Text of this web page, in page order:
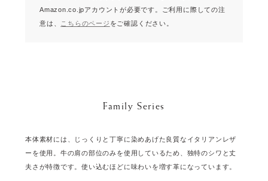
Amazon.co.jpアカウントが必要です。
ご利用に際しての注
意は、
こちらのページ をご確認ください。
Family Series
本体素材には、じっくりと丁寧に染めあげた良質なイタリアンレザ
ーを使用。牛の肩の部位のみを使用しているため、独特のシワと丈
夫さが特徴です。使い込むほどに味わいを増す革になっています。